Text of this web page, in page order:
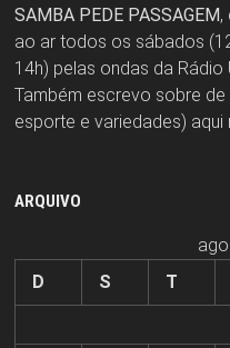
SAMBA PEDE PASSAGEM,
ao ar todos os sábados
14h) pelas ondas da Rádio
Também escrevo sobre
esporte e variedades) aqui
ARQUIVO
D
S T